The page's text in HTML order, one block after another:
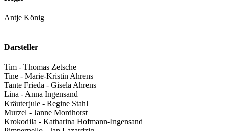
Antje König
Darsteller
Tim - Thomas Zetsche
Tine - Marie-Kristin Ahrens
Tante Frieda - Gisela Ahrens
Lina - Anna Ingensand
Kräuterjule - Regine Stahl
Murzel - Janne Mordhorst
Krokodila - Katharina Hofmann-Ingensand